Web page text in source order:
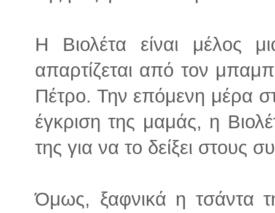
Η Βιολέτα είναι μέλος
απαρτίζεται από τον
Πέτρο. Την επόμενη μέρα
έγκριση της μαμάς, η
της για να το δείξει στους
Όμως, ξαφνικά η τσάντα